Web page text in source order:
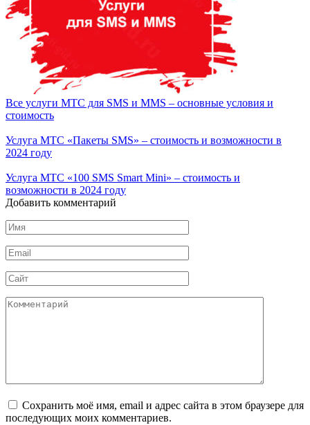
Все услуги МТС для SMS и MMS – основные условия и
стоимость
Услуга МТС «Пакеты SMS» – стоимость и возможности в
2024 году
Услуга МТС «100 SMS Smart Mini» – стоимость и
возможности в 2024 году
Добавить комментарий
Имя
*
Email
*
Сайт
Комментарий
Сохранить моё имя, email и адрес сайта в этом браузере для
последующих моих комментариев.